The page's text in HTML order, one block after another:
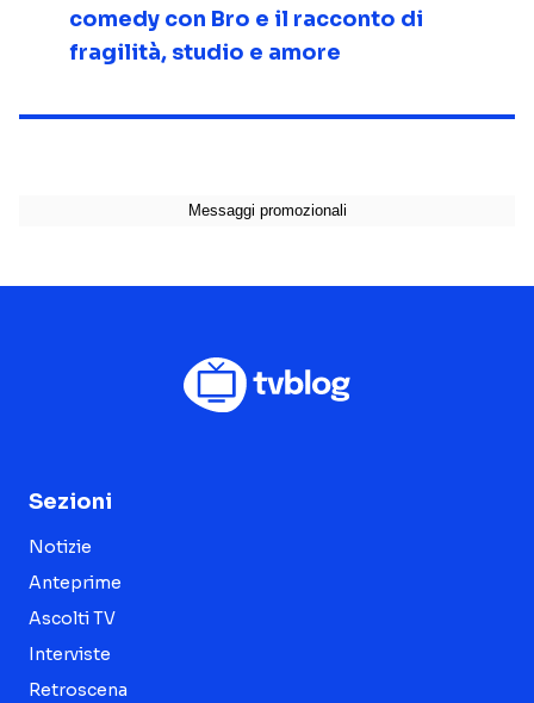
comedy con Bro e il racconto di
fragilità, studio e amore
Sezioni
Notizie
Anteprime
Ascolti TV
Interviste
Retroscena